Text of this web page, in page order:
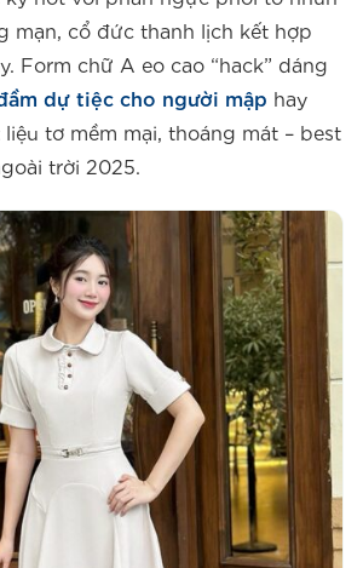
mạn, cổ đức thanh lịch kết hợp
Form chữ A eo cao “hack” dáng
dự tiệc cho người mập hay
tơ mềm mại, thoáng mát – best
trời 2025.